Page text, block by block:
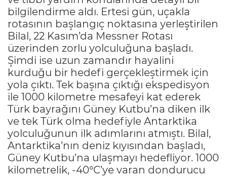
bilgilendirme aldı. Ertesi gün, uçakla
rotasının başlangıç noktasına yerleştirilen
Bilal, 22 Kasım’da Messner Rotası
üzerinden zorlu yolculuğuna başladı.
Şimdi ise uzun zamandır hayalini
kurduğu bir hedefi gerçekleştirmek için
yola çıktı. Tek başına çıktığı ekspedisyon
ile 1000 kilometre mesafeyi kat ederek
Türk bayrağını Güney Kutbu’na diken ilk
ve tek Türk olma hedefiyle Antarktika
yolculuğunun ilk adımlarını atmıştı. Bilal,
Antarktika’nın deniz kıyısından başladı,
Güney Kutbu’na ulaşmayı hedefliyor. 1000
kilometrelik, -40°C’ye varan dondurucu